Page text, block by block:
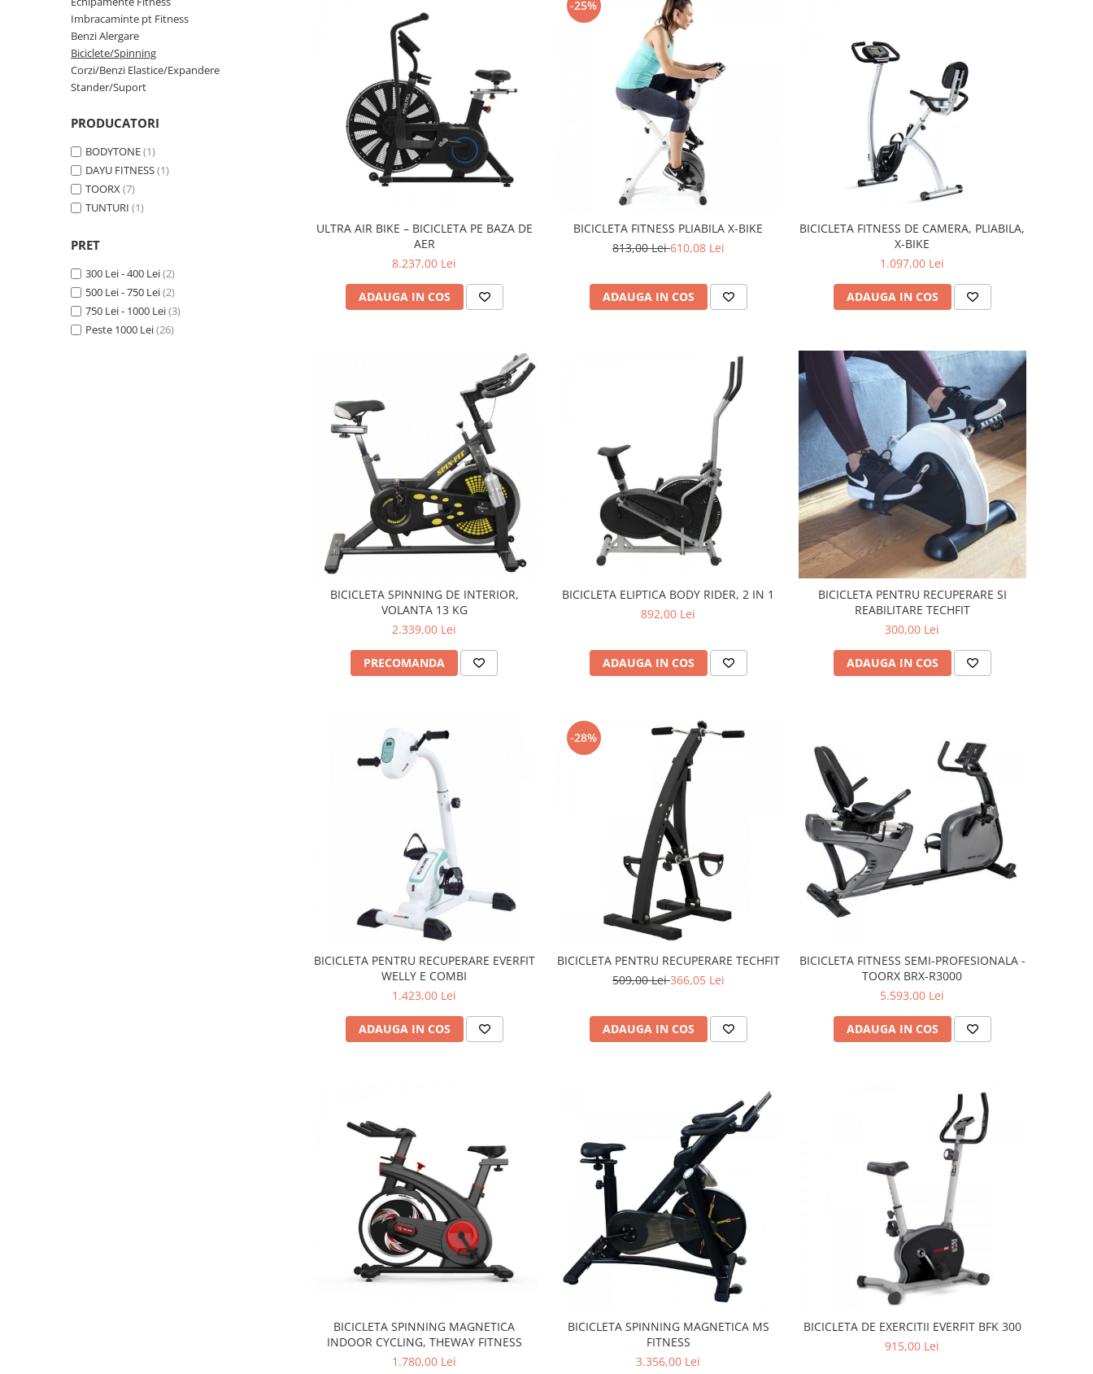
Saci/Dispozitive cu baza
Saci box uppercut/clepsidra
Saci box gonflabili
Sisteme de prindere/Accesorii
Minge/Para cu dubla fixare
Platforma/Para box
ArteMartiale/Karate/Kickboxing
Kimono / Gi / Dobok Arte Martiale
Tibiere/Glezniere Arte
Protectii Arte Martiale Karate
Arme Arte Martiale
Accesorii/Diverse
Bandaje/Fese/Manusi protectie
Accesorii Fitness
Funii/Franghii Antrenament
Imbracaminte pt Fitness
Benzi Alergare
Biciclete/Spinning
Stander/Suport
Imbracaminte pt Fitness
Benzi Alergare
Biciclete/Spinning
Corzi/Benzi Elastice/Expandere
Stander/Suport
PRODUCATORI
BODYTONE(1)
DAYU FITNESS(1)
TOORX(7)
TUNTURI (1)
PRET
300 Lei - 400 Lei(2)
500 Lei - 750 Lei(2)
750 Lei - 1000 Lei(3)
Peste 1000 Lei(26)
ULTRA AIR BIKE – BICICLETA PE BAZA DE
AER
8.237,00 Lei
ADAUGA IN COS
-25%
BICICLETA FITNESS PLIABILA X-BIKE
813,00 Lei610,08 Lei
ADAUGA IN COS
BICICLETA FITNESS DE CAMERA, PLIABILA,
X-BIKE
1.097,00 Lei
ADAUGA IN COS
BICICLETA SPINNING DE INTERIOR,
VOLANTA 13 KG
2.339,00 Lei
PRECOMANDA
BICICLETA ELIPTICA BODY RIDER, 2 IN 1
892,00 Lei
ADAUGA IN COS
BICICLETA PENTRU RECUPERARE SI
REABILITARE TECHFIT
300,00 Lei
ADAUGA IN COS
BICICLETA PENTRU RECUPERARE EVERFIT
WELLY E COMBI
1.423,00 Lei
ADAUGA IN COS
-28%
BICICLETA PENTRU RECUPERARE TECHFIT
509,00 Lei366,05 Lei
ADAUGA IN COS
BICICLETA FITNESS SEMI-PROFESIONALA -
TOORX BRX-R3000
5.593,00 Lei
ADAUGA IN COS
BICICLETA SPINNING MAGNETICA
INDOOR CYCLING, THEWAY FITNESS
1.780,00 Lei
BICICLETA SPINNING MAGNETICA MS
FITNESS
3.356,00 Lei
BICICLETA DE EXERCITII EVERFIT BFK 300
915,00 Lei